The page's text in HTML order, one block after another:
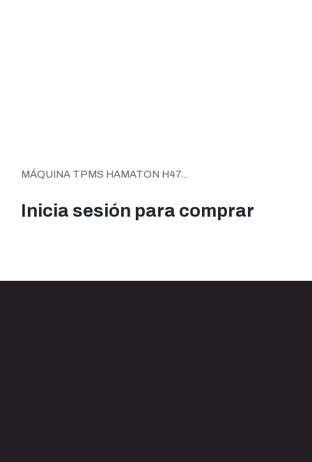
MÁQUINA TPMS HAMATON H47...
Inicia sesión para comprar